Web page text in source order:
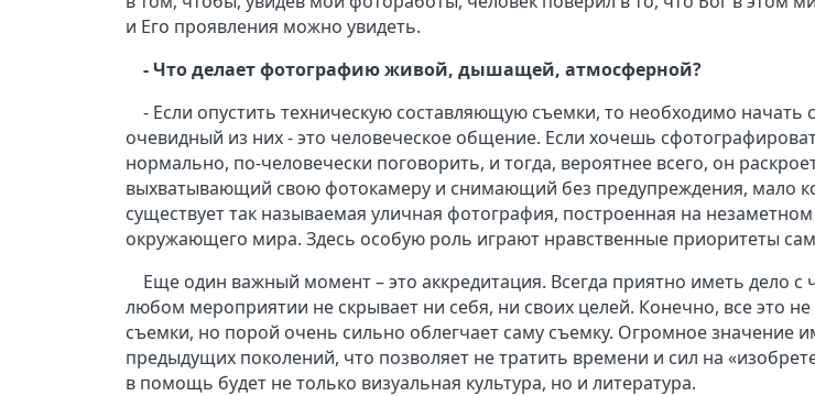
и Его проявления можно увидеть.
- Что делает фотографию живой, дышащей, атмосферной?
- Если опустить техническую составляющую съемки, то необходимо начать
очевидный из них - это человеческое общение. Если хочешь
нормально, по-человечески поговорить, и тогда, вероятнее всего, он
выхватывающий свою фотокамеру и снимающий без предупреждения, мало
существует так называемая уличная фотография, построенная на
окружающего мира. Здесь особую роль играют нравственные приоритеты
Еще один важный момент – это аккредитация. Всегда приятно иметь дело с
любом мероприятии не скрывает ни себя, ни своих целей. Конечно, все это не
съемки, но порой очень сильно облегчает саму съемку. Огромное значение
предыдущих поколений, что позволяет не тратить времени и сил на
в помощь будет не только визуальная культура, но и литература.